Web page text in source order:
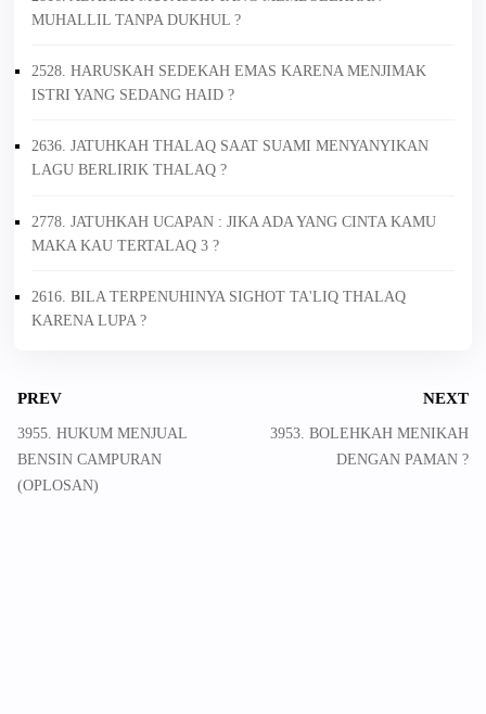
MUHALLIL TANPA DUKHUL ?
2528. HARUSKAH SEDEKAH EMAS KARENA MENJIMAK
ISTRI YANG SEDANG HAID ?
2636. JATUHKAH THALAQ SAAT SUAMI MENYANYIKAN
LAGU BERLIRIK THALAQ ?
2778. JATUHKAH UCAPAN : JIKA ADA YANG CINTA KAMU
MAKA KAU TERTALAQ 3 ?
2616. BILA TERPENUHINYA SIGHOT TA'LIQ THALAQ
KARENA LUPA ?
PREV
3955. HUKUM MENJUAL
BENSIN CAMPURAN
(OPLOSAN)
NEXT
3953. BOLEHKAH MENIKAH
DENGAN PAMAN ?